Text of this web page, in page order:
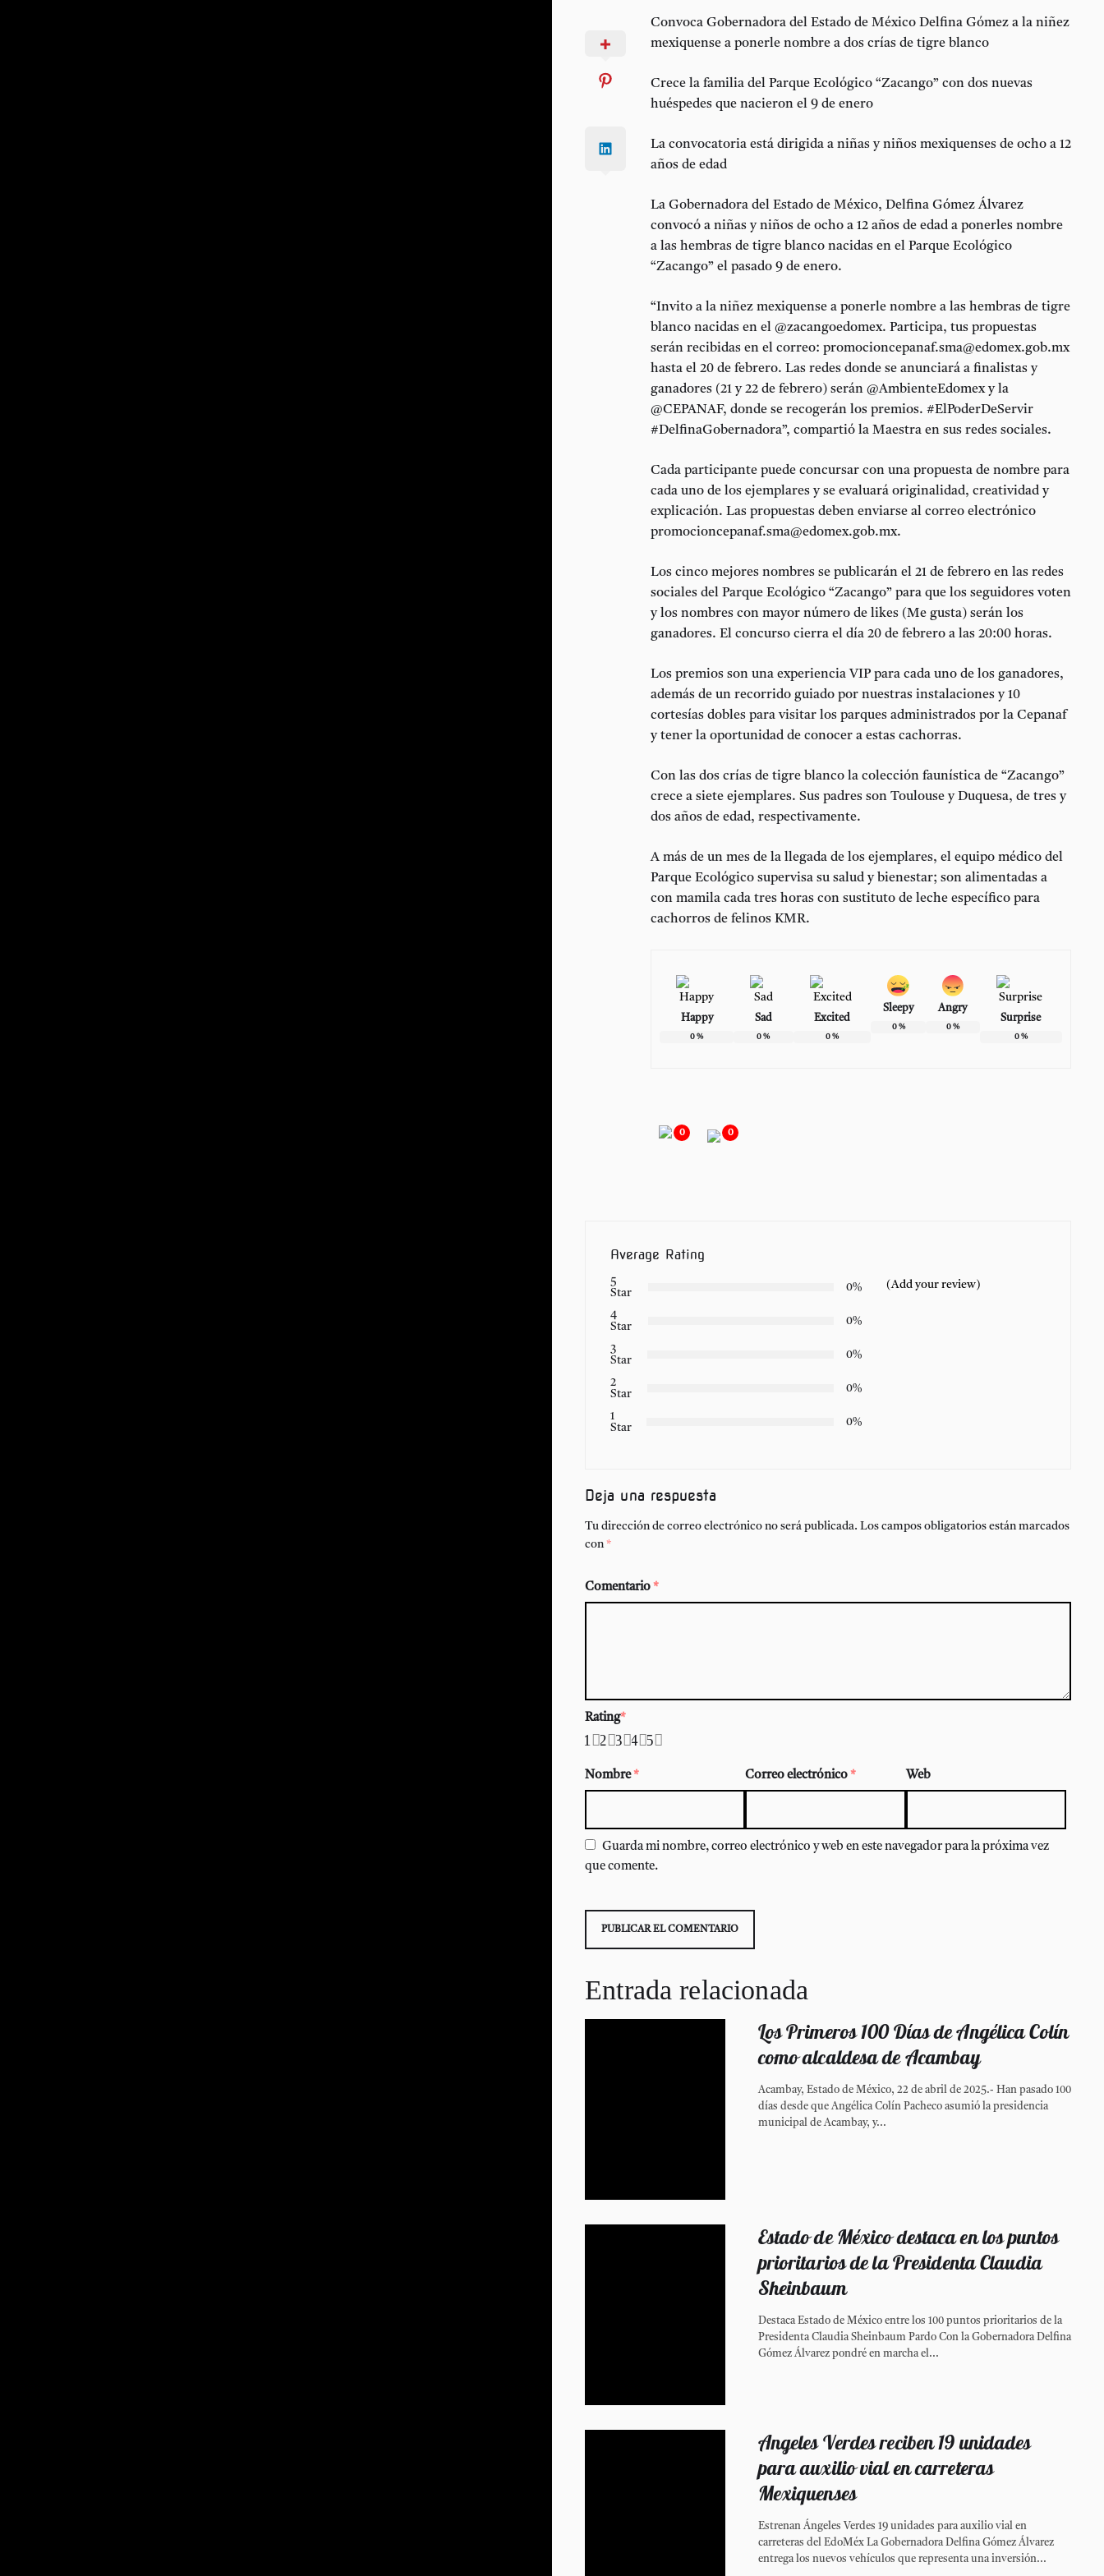
Convoca Gobernadora del Estado de México Delfina Gómez a la niñez
mexiquense a ponerle nombre a dos crías de tigre blanco
Crece la familia del Parque Ecológico “Zacango” con dos nuevas
huéspedes que nacieron el 9 de enero
La convocatoria está dirigida a niñas y niños mexiquenses de ocho a 12
años de edad
La Gobernadora del Estado de México, Delfina Gómez Álvarez
convocó a niñas y niños de ocho a 12 años de edad a ponerles nombre
a las hembras de tigre blanco nacidas en el Parque Ecológico
“Zacango” el pasado 9 de enero.
“Invito a la niñez mexiquense a ponerle nombre a las hembras de tigre
blanco nacidas en el @zacangoedomex. Participa, tus propuestas
serán recibidas en el correo: promocioncepanaf.sma@edomex.gob.mx
hasta el 20 de febrero. Las redes donde se anunciará a finalistas y
ganadores (21 y 22 de febrero) serán @AmbienteEdomex y la
@CEPANAF, donde se recogerán los premios. #ElPoderDeServir
#DelfinaGobernadora”, compartió la Maestra en sus redes sociales.
Cada participante puede concursar con una propuesta de nombre para
cada uno de los ejemplares y se evaluará originalidad, creatividad y
explicación. Las propuestas deben enviarse al correo electrónico
promocioncepanaf.sma@edomex.gob.mx.
Los cinco mejores nombres se publicarán el 21 de febrero en las redes
sociales del Parque Ecológico “Zacango” para que los seguidores voten
y los nombres con mayor número de likes (Me gusta) serán los
ganadores. El concurso cierra el día 20 de febrero a las 20:00 horas.
Los premios son una experiencia VIP para cada uno de los ganadores,
además de un recorrido guiado por nuestras instalaciones y 10
cortesías dobles para visitar los parques administrados por la Cepanaf
y tener la oportunidad de conocer a estas cachorras.
Con las dos crías de tigre blanco la colección faunística de “Zacango”
crece a siete ejemplares. Sus padres son Toulouse y Duquesa, de tres y
dos años de edad, respectivamente.
A más de un mes de la llegada de los ejemplares, el equipo médico del
Parque Ecológico supervisa su salud y bienestar; son alimentadas a
con mamila cada tres horas con sustituto de leche específico para
cachorros de felinos KMR.
Happy
0 %
Sad
0 %
Excited
0 %
Sleepy
0%
Angry
0%
Surprise
0%
0 0
Average Rating
5
Star
0%
4
Star
0%
3
Star
0%
2
Star
0%
1
Star
0%
(Add your review)
Deja una respuesta
Tu dirección de correo electrónico no será publicada. Los campos obligatorios están marcados
con *
Comentario *
Rating*
5
4
3
2
1
Nombre * Correo electrónico * Web
Guarda mi nombre, correo electrónico y web en este navegador para la próxima vez
que comente.
Entrada relacionada
Los Primeros 100 Días de Angélica Colín
como alcaldesa de Acambay
Acambay, Estado de México, 22 de abril de 2025.- Han pasado 100
días desde que Angélica Colín Pacheco asumió la presidencia
municipal de Acambay, y...
Estado de México destaca en los puntos
prioritarios de la Presidenta Claudia
Sheinbaum
Destaca Estado de México entre los 100 puntos prioritarios de la
Presidenta Claudia Sheinbaum Pardo Con la Gobernadora Delfina
Gómez Álvarez pondré en marcha el...
Angeles Verdes reciben 19 unidades
para auxilio vial en carreteras
Mexiquenses
Estrenan Ángeles Verdes 19 unidades para auxilio vial en
carreteras del EdoMéx La Gobernadora Delfina Gómez Álvarez
entrega los nuevos vehículos que representa una inversión...